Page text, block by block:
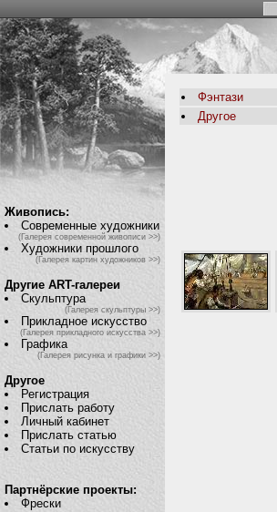
Живопись:
Современные художники
(Галерея современной живописи >>)
Художники прошлого
(Галерея картин художников >>)
Другие ART-галереи
Скульптура
(Галерея скульптуры >>)
Прикладное искусство
(Галерея прикладного искусства >>)
Графика
(Галерея рисунка и графики >>)
Другое
Регистрация
Прислать работу
Личный кабинет
Прислать статью
Статьи по искусству
Партнёрские проекты:
Фрески
Фэнтази
Другое